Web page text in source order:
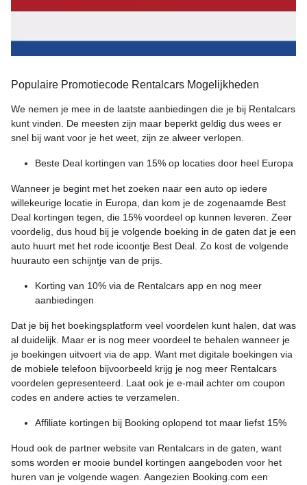
Populaire Promotiecode Rentalcars Mogelijkheden
We nemen je mee in de laatste aanbiedingen die je bij Rentalcars
kunt vinden. De meesten zijn maar beperkt geldig dus wees er
snel bij want voor je het weet, zijn ze alweer verlopen.
Beste Deal kortingen van 15% op locaties door heel Europa
Wanneer je begint met het zoeken naar een auto op iedere
willekeurige locatie in Europa, dan kom je de zogenaamde Best
Deal kortingen tegen, die 15% voordeel op kunnen leveren. Zeer
voordelig, dus houd bij je volgende boeking in de gaten dat je een
auto huurt met het rode icoontje Best Deal. Zo kost de volgende
huurauto een schijntje van de prijs.
Korting van 10% via de Rentalcars app en nog meer
aanbiedingen
Dat je bij het boekingsplatform veel voordelen kunt halen, dat was
al duidelijk. Maar er is nog meer voordeel te behalen wanneer je
je boekingen uitvoert via de app. Want met digitale boekingen via
de mobiele telefoon bijvoorbeeld krijg je nog meer Rentalcars
voordelen gepresenteerd. Laat ook je e-mail achter om coupon
codes en andere acties te verzamelen.
Affiliate kortingen bij Booking oplopend tot maar liefst 15%
Houd ook de partner website van Rentalcars in de gaten, want
soms worden er mooie bundel kortingen aangeboden voor het
huren van je volgende wagen. Aangezien Booking.com een